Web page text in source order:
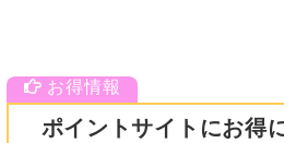
ポイントサイトにお得